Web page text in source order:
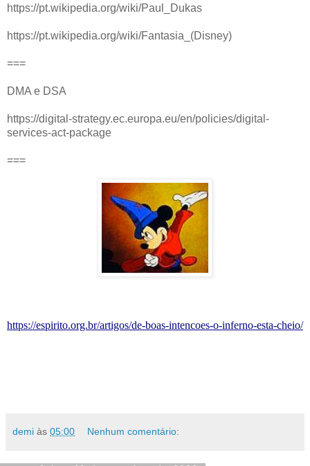
https://pt.wikipedia.org/wiki/Paul_Dukas
https://pt.wikipedia.org/wiki/Fantasia_(Disney)
===
DMA e DSA
https://digital-strategy.ec.europa.eu/en/policies/digital-
services-act-package
===
https://espirito.org.br/artigos/de-boas-intencoes-o-inferno-esta-cheio/
demi às 05:00 Nenhum comentário: